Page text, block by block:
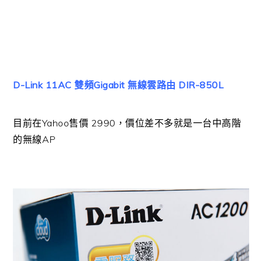
D-Link 11AC 雙頻Gigabit 無線雲路由 DIR-850L
目前在Yahoo售價 2990，價位差不多就是一台中高階
的無線AP